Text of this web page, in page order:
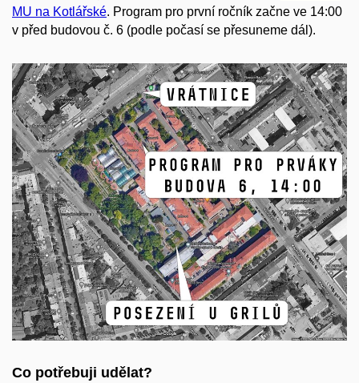
MU na Kotlářské. Program pro první ročník začne ve 14:00
v před budovou č. 6 (podle počasí se přesuneme dál).
Co potřebuji udělat?